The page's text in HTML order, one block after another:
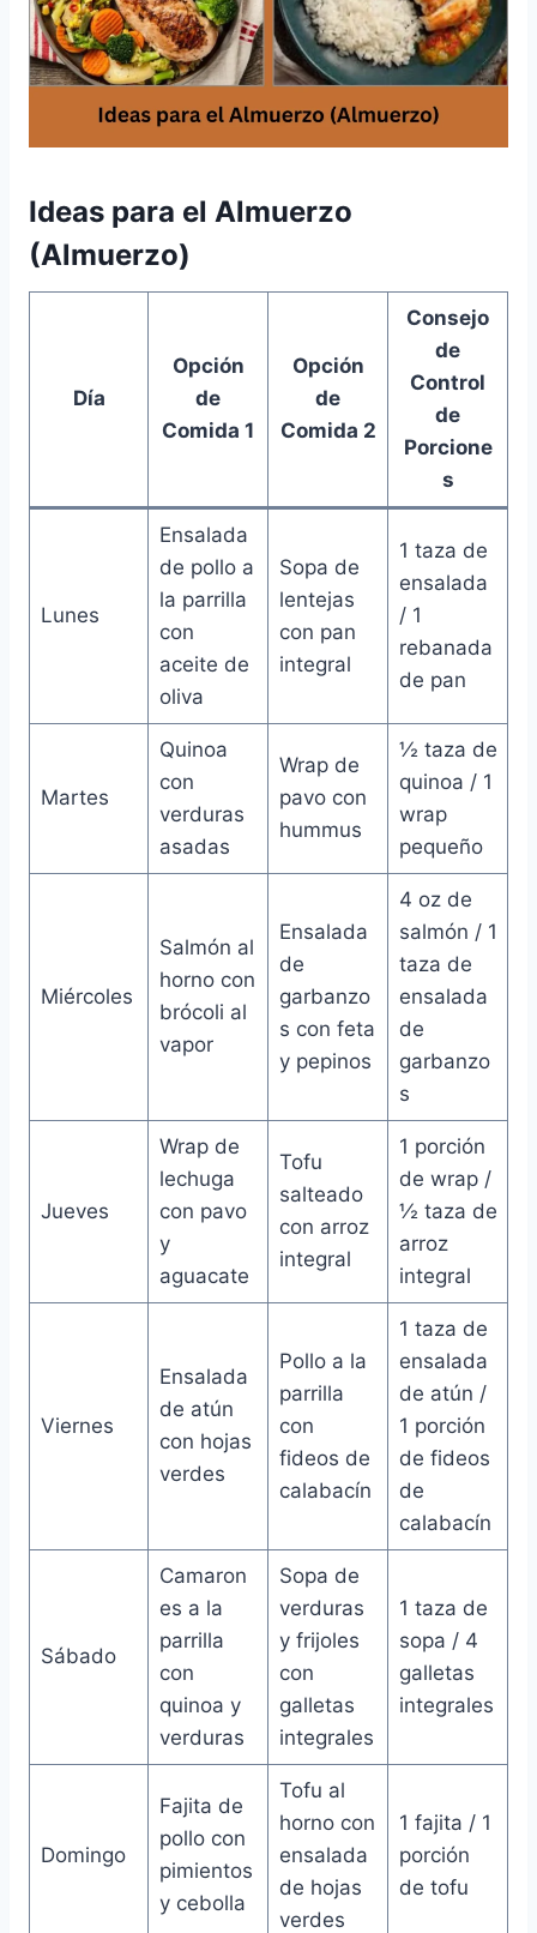
Ideas para el Almuerzo
(Almuerzo)
Día
Opción
de
Comida 1
Opción
de
Comida 2
Consejo
de
Control
de
Porcione
s
Lunes
Ensalada
de pollo a
la parrilla
con
aceite de
oliva
Sopa de
lentejas
con pan
integral
1 taza de
ensalada
/ 1
rebanada
de pan
Martes
Quinoa
con
verduras
asadas
Wrap de
pavo con
hummus
½ taza de
quinoa / 1
wrap
pequeño
Miércoles
Salmón al
horno con
brócoli al
vapor
Ensalada
de
garbanzo
s con feta
y pepinos
4 oz de
salmón / 1
taza de
ensalada
de
garbanzo
s
Jueves
Wrap de
lechuga
con pavo
y
aguacate
Tofu
salteado
con arroz
integral
1 porción
de wrap /
½ taza de
arroz
integral
Viernes
Ensalada
de atún
con hojas
verdes
Pollo a la
parrilla
con
fideos de
calabacín
1 taza de
ensalada
de atún /
1 porción
de fideos
de
calabacín
Sábado
Camaron
es a la
parrilla
con
quinoa y
verduras
Sopa de
verduras
y frijoles
con
galletas
integrales
1 taza de
sopa / 4
galletas
integrales
Domingo
Fajita de
pollo con
pimientos
y cebolla
Tofu al
horno con
ensalada
de hojas
verdes
1 fajita / 1
porción
de tofu